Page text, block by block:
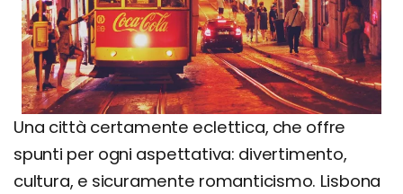
Una città certamente eclettica, che offre
spunti per ogni aspettativa: divertimento,
cultura, e sicuramente romanticismo. Lisbona